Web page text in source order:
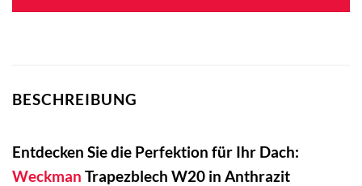
BESCHREIBUNG
Entdecken Sie die Perfektion für Ihr Dach:
Weckman Trapezblech W20 in Anthrazit